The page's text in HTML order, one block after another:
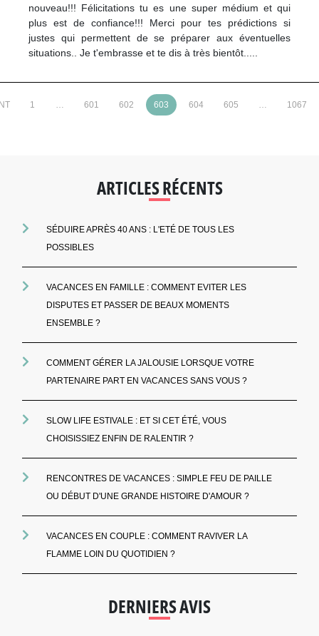
nouveau!!! Félicitations tu es une super médium et qui
plus est de confiance!!! Merci pour tes prédictions si
justes qui permettent de se préparer aux éventuelles
situations.. Je t'embrasse et te dis à très bientôt.....
1 … 601 602 603 604 605 … 1067
ARTICLES RÉCENTS
SÉDUIRE APRÈS 40 ANS : L'ETÉ DE TOUS LES
POSSIBLES
VACANCES EN FAMILLE : COMMENT EVITER LES
DISPUTES ET PASSER DE BEAUX MOMENTS
ENSEMBLE ?
COMMENT GÉRER LA JALOUSIE LORSQUE VOTRE
PARTENAIRE PART EN VACANCES SANS VOUS ?
SLOW LIFE ESTIVALE : ET SI CET ÉTÉ, VOUS
CHOISISSIEZ ENFIN DE RALENTIR ?
RENCONTRES DE VACANCES : SIMPLE FEU DE PAILLE
OU DÉBUT D'UNE GRANDE HISTOIRE D'AMOUR ?
VACANCES EN COUPLE : COMMENT RAVIVER LA
FLAMME LOIN DU QUOTIDIEN ?
DERNIERS AVIS